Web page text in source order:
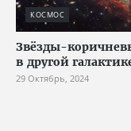
КОСМОС
Звёзды-
в другой
29 Октябрь, 2024